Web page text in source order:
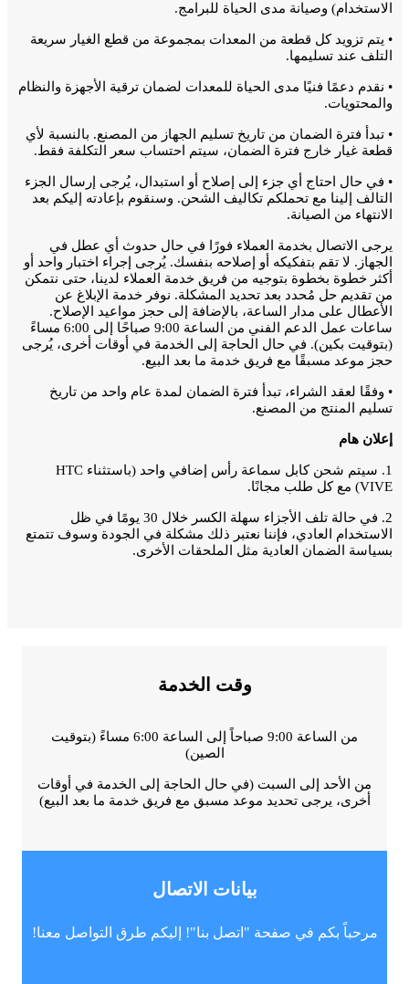
الاستخدام) وصيانة مدى الحياة للبرامج.
• يتم تزويد كل قطعة من المعدات بمجموعة من قطع الغيار سريعة
التلف عند تسليمها.
• نقدم دعمًا فنيًا مدى الحياة للمعدات لضمان ترقية الأجهزة والنظام
والمحتويات.
• تبدأ فترة الضمان من تاريخ تسليم الجهاز من المصنع. بالنسبة لأي
قطعة غيار خارج فترة الضمان، سيتم احتساب سعر التكلفة فقط.
• في حال احتاج أي جزء إلى إصلاح أو استبدال، يُرجى إرسال الجزء
التالف إلينا مع تحملكم تكاليف الشحن. وسنقوم بإعادته إليكم بعد
الانتهاء من الصيانة.
يرجى الاتصال بخدمة العملاء فورًا في حال حدوث أي عطل في
الجهاز. لا تقم بتفكيكه أو إصلاحه بنفسك. يُرجى إجراء اختبار واحد أو
أكثر خطوة بخطوة بتوجيه من فريق خدمة العملاء لدينا، حتى نتمكن
من تقديم حل مُحدد بعد تحديد المشكلة. نوفر خدمة الإبلاغ عن
الأعطال على مدار الساعة، بالإضافة إلى حجز مواعيد الإصلاح.
ساعات عمل الدعم الفني من الساعة 9:00 صباحًا إلى 6:00 مساءً
(بتوقيت بكين). في حال الحاجة إلى الخدمة في أوقات أخرى، يُرجى
حجز موعد مسبقًا مع فريق خدمة ما بعد البيع.
• وفقًا لعقد الشراء، تبدأ فترة الضمان لمدة عام واحد من تاريخ
تسليم المنتج من المصنع.
إعلان هام
1. سيتم شحن كابل سماعة رأس إضافي واحد (باستثناء HTC
VIVE) مع كل طلب مجانًا.
2. في حالة تلف الأجزاء سهلة الكسر خلال 30 يومًا في ظل
الاستخدام العادي، فإننا نعتبر ذلك مشكلة في الجودة وسوف تتمتع
بسياسة الضمان العادية مثل الملحقات الأخرى.
وقت الخدمة
من الساعة 9:00 صباحاً إلى الساعة 6:00 مساءً (بتوقيت
الصين)
من الأحد إلى السبت (في حال الحاجة إلى الخدمة في أوقات
أخرى، يرجى تحديد موعد مسبق مع فريق خدمة ما بعد البيع)
بيانات الاتصال
مرحباً بكم في صفحة "اتصل بنا"! إليكم طرق التواصل معنا!